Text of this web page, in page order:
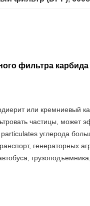
фильтра карбида
или кремниевый
частицы,
углерода
генераторных